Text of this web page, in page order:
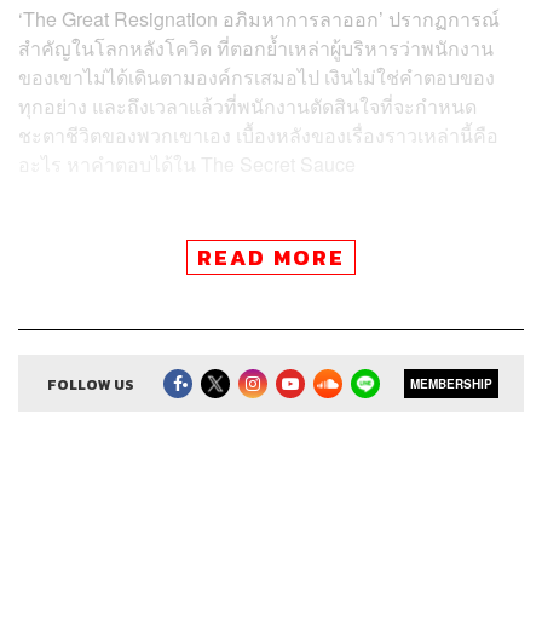
‘The Great Resignation อภิมหาการลาออก’ ปรากฏการณ์
สำคัญในโลกหลังโควิด ที่ตอกย้ำเหล่าผู้บริหารว่าพนักงาน
ของเขาไม่ได้เดินตามองค์กรเสมอไป เงินไม่ใช่คำตอบของ
ทุกอย่าง และถึงเวลาแล้วที่พนักงานตัดสินใจที่จะกำหนด
ชะตาชีวิตของพวกเขาเอง เบื้องหลังของเรื่องราวเหล่านี้คือ
อะไร หาคำตอบได้ใน The Secret Sauce
สามารถฟังพอดแคสต์ The Secret Sauce
READ MORE
FOLLOW US MEMBERSHIP